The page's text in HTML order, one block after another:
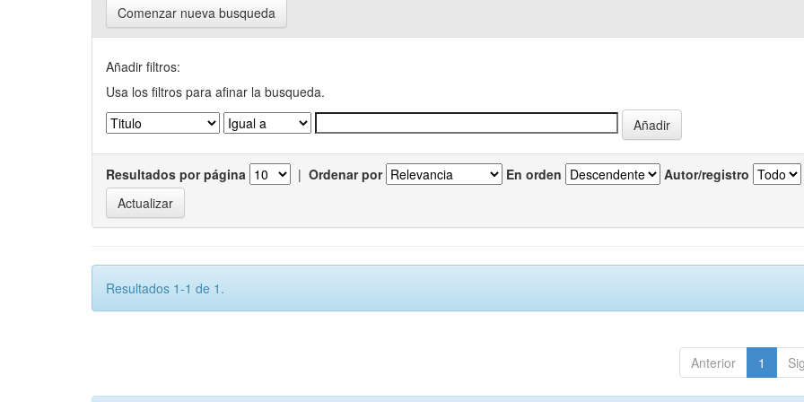
Comenzar nueva busqueda
Añadir filtros:
Usa los filtros para afinar la busqueda.
Resultados por página | Ordenar por En orden Autor/registro
Resultados 1-1 de 1.
Anterior 1